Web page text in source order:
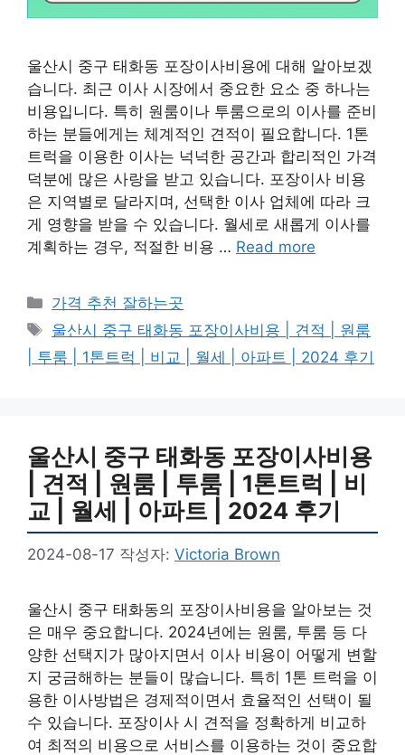
울산시 중구 태화동 포장이사비용에 대해 알아보겠
습니다. 최근 이사 시장에서 중요한 요소 중 하나는
비용입니다. 특히 원룸이나 투룸으로의 이사를 준비
하는 분들에게는 체계적인 견적이 필요합니다. 1톤
트럭을 이용한 이사는 넉넉한 공간과 합리적인 가격
덕분에 많은 사랑을 받고 있습니다. 포장이사 비용
은 지역별로 달라지며, 선택한 이사 업체에 따라 크
게 영향을 받을 수 있습니다. 월세로 새롭게 이사를
계획하는 경우, 적절한 비용 … Read more
카
테
리
가격 추천 잘하는곳
태
그
울산시 중구 태화동 포장이사비용 | 견적 | 원룸
| 투룸 | 1톤트럭 | 비교 | 월세 | 아파트 | 2024 후기
울산시 중구 태화동 포장이사비용
| 견적 | 원룸 | 투룸 | 1톤트럭 | 비
교 | 월세 | 아파트 | 2024 후기
2024-08-17 작성자: Victoria Brown
울산시 중구 태화동의 포장이사비용을 알아보는 것
은 매우 중요합니다. 2024년에는 원룸, 투룸 등 다
양한 선택지가 많아지면서 이사 비용이 어떻게 변할
지 궁금해하는 분들이 많습니다. 특히 1톤 트럭을 이
용한 이사방법은 경제적이면서 효율적인 선택이 될
수 있습니다. 포장이사 시 견적을 정확하게 비교하
여 최적의 비용으로 서비스를 이용하는 것이 중요합